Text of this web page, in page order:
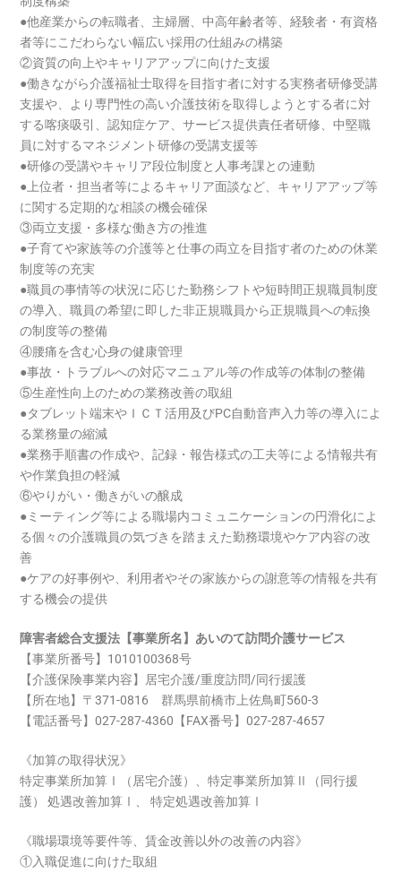
●他産業からの転職者、主婦層、中高年齢者等、経験者・有資格
者等にこだわらない幅広い採用の仕組みの構築
②資質の向上やキャリアアップに向けた支援
●働きながら介護福祉士取得を目指す者に対する実務者研修受講
支援や、より専門性の高い介護技術を取得しようとする者に対
する喀痰吸引、認知症ケア、サービス提供責任者研修、中堅職
員に対するマネジメント研修の受講支援等
●研修の受講やキャリア段位制度と人事考課との連動
●上位者・担当者等によるキャリア面談など、キャリアアップ等
に関する定期的な相談の機会確保
③両立支援・多様な働き方の推進
●子育てや家族等の介護等と仕事の両立を目指す者のための休業
制度等の充実
●職員の事情等の状況に応じた勤務シフトや短時間正規職員制度
の導入、職員の希望に即した非正規職員から正規職員への転換
の制度等の整備
④腰痛を含む心身の健康管理
●事故・トラブルへの対応マニュアル等の作成等の体制の整備
⑤生産性向上のための業務改善の取組
●タブレット端末やＩＣＴ活用及びPC自動音声入力等の導入によ
る業務量の縮減
●業務手順書の作成や、記録・報告様式の工夫等による情報共有
や作業負担の軽減
⑥やりがい・働きがいの醸成
●ミーティング等による職場内コミュニケーションの円滑化によ
る個々の介護職員の気づきを踏まえた勤務環境やケア内容の改
善
●ケアの好事例や、利用者やその家族からの謝意等の情報を共有
する機会の提供
障害者総合支援法【事業所名】あいのて訪問介護サービス
【事業所番号】1010100368号
【介護保険事業内容】居宅介護/重度訪問/同行援護
【所在地】〒371-0816 群馬県前橋市上佐鳥町560-3
【電話番号】027-287-4360【FAX番号】027-287-4657
《加算の取得状況》
特定事業所加算Ⅰ（居宅介護）、特定事業所加算Ⅱ（同行援
護） 処遇改善加算Ⅰ、 特定処遇改善加算Ⅰ
《職場環境等要件等、賃金改善以外の改善の内容》
①入職促進に向けた取組